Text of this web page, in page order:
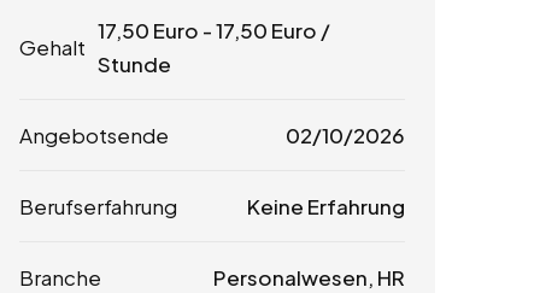
Gehalt
17,50 Euro -17,50 Euro /
Stunde
Angebotsende 02/10/2026
Berufserfahrung Keine Erfahrung
Branche Personalwesen, HR